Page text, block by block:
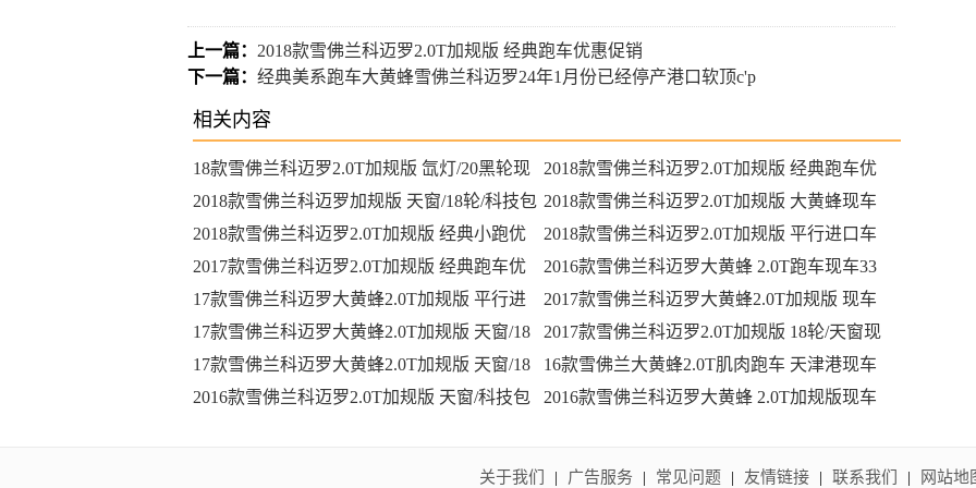
上一篇： 2018款雪佛兰科迈罗2.0T加规版 经典跑车优惠促销
下一篇： 经典美系跑车大黄蜂雪佛兰科迈罗24年1月份已经停产港口软顶c'p
相关内容
18款雪佛兰科迈罗2.0T加规版 氙灯/20黑轮现
车33万尽享
2018款雪佛兰科迈罗2.0T加规版 经典跑车优
惠促销
2018款雪佛兰科迈罗加规版 天窗/18轮/科技包
现车33.5万
2018款雪佛兰科迈罗2.0T加规版 大黄蜂现车
优惠酬宾
2018款雪佛兰科迈罗2.0T加规版 经典小跑优
惠走俏
2018款雪佛兰科迈罗2.0T加规版 平行进口车
优选
2017款雪佛兰科迈罗2.0T加规版 经典跑车优
惠走俏
2016款雪佛兰科迈罗大黄蜂 2.0T跑车现车33
万即刻拥有
17款雪佛兰科迈罗大黄蜂2.0T加规版 平行进
口车31万起
2017款雪佛兰科迈罗大黄蜂2.0T加规版 现车
热卖28.5万购
17款雪佛兰科迈罗大黄蜂2.0T加规版 天窗/18
轮现车28万
2017款雪佛兰科迈罗2.0T加规版 18轮/天窗现
车29万酬宾
17款雪佛兰科迈罗大黄蜂2.0T加规版 天窗/18
轮现车29万
16款雪佛兰大黄蜂2.0T肌肉跑车 天津港现车
惠报价
2016款雪佛兰科迈罗2.0T加规版 天窗/科技包
2016款雪佛兰科迈罗大黄蜂 2.0T加规版现车
关于我们 | 广告服务 | 常见问题 | 友情链接 | 联系我们 | 网站地